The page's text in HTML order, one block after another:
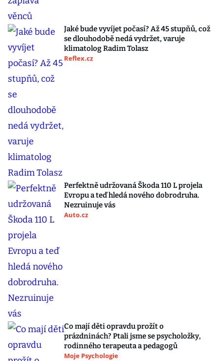
Jaké bude vyvíjet počasí? Až 45 stupňů, což
se dlouhodobě nedá vydržet, varuje
klimatolog Radim Tolasz
Reflex.cz
Perfektně udržovaná Škoda 110 L projela
Evropu a teď hledá nového dobrodruha.
Nezruinuje vás
Auto.cz
Co mají děti opravdu prožít o
prázdninách? Ptali jsme se psycholožky,
rodinného terapeuta a pedagogů
Moje Psychologie